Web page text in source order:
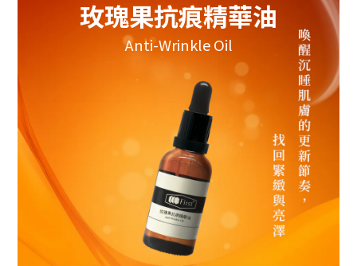
玫瑰果抗痕精華油
Anti-Wrinkle Oil